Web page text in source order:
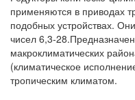
применяются в приводах
подобных устройствах.
чисел 6,3-
макроклиматических
(климатическое
тропическим климатом.